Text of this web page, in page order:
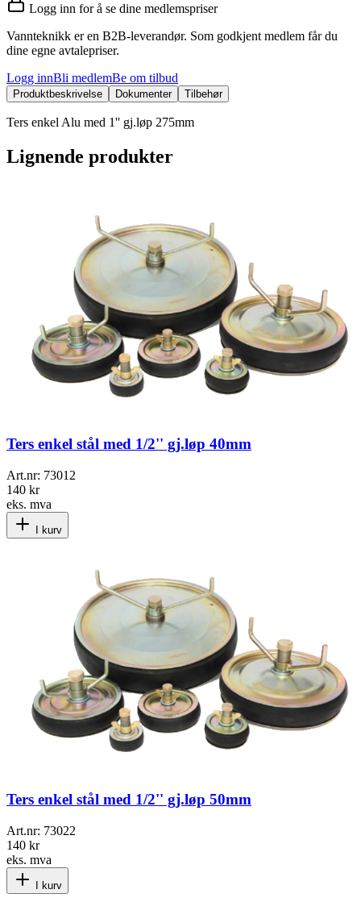
Logg inn for å se dine medlemspriser
Vannteknikk er en B2B-leverandør. Som godkjent medlem får du
dine egne avtalepriser.
Logg innBli medlemBe om tilbud
Produktbeskrivelse Dokumenter Tilbehør
Ters enkel Alu med 1'' gj.løp 275mm
Lignende produkter
Ters enkel stål med 1/2'' gj.løp 40mm
Art.nr: 73012
140 kr
eks. mva
I kurv
Ters enkel stål med 1/2'' gj.løp 50mm
Art.nr: 73022
140 kr
eks. mva
I kurv